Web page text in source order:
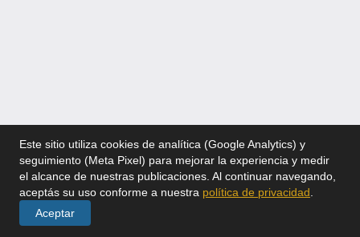
Este sitio utiliza cookies de analítica (Google Analytics) y
seguimiento (Meta Pixel) para mejorar la experiencia y medir
el alcance de nuestras publicaciones. Al continuar navegando,
aceptás su uso conforme a nuestra política de privacidad
Aceptar